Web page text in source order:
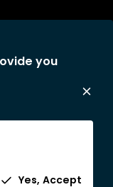
you
Yes, Accept